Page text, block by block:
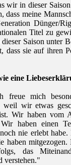
wir in dieser
dass meine
Dünger/
Titel zu
dieser Saison unter
dass sie auf ihren
eine
freue mich
weil wir etwas
Wir haben vom
haben einen
nie erlebt
haben
das
verstehen."